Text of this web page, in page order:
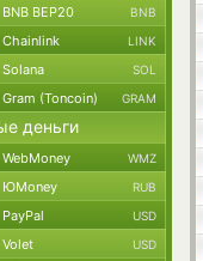
BNB BEP20 BNB
Chainlink LINK
Solana SOL
Gram (Toncoin) GRAM
деньги
WebMoney WMZ
ЮMoney RUB
PayPal USD
Volet USD